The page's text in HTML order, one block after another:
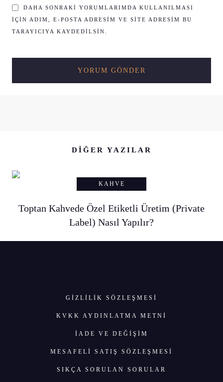
DAHA SONRAKI YORUMLARIMDA KULLANILMASI
IÇIN ADIM, E-POSTA ADRESIM VE SITE ADRESIM BU
TARAYICIYA KAYDEDILSIN.
DIĞER YAZILAR
KAHVE
Toptan Kahvede Özel Etiketli Üretim (Private
Label) Nasıl Yapılır?
GIZLILIK SÖZLEŞMESI
KVKK AYDINLATMA METNİ
İADE VE DEĞİŞİM
MESAFELİ SATIŞ SÖZLEŞMESİ
SIKÇA SORULAN SORULAR